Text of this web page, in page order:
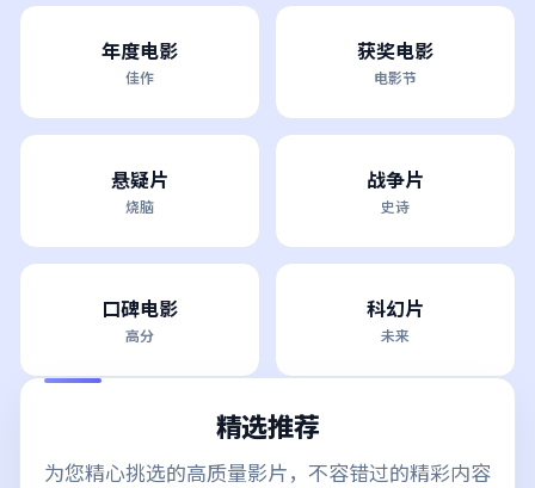
年度电影
佳作
获奖电影
电影节
悬疑片
烧脑
战争片
史诗
口碑电影
高分
科幻片
未来
精选推荐
为您精心挑选的高质量影片，不容错过的精彩内容